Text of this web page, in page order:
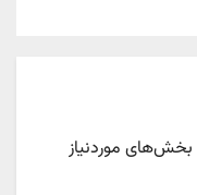
بخش‌های موردنیاز